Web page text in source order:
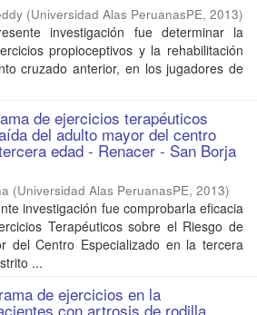
(Universidad Alas PeruanasPE, 2013)
investigación fue determinar la
propioceptivos y la rehabilitación
cruzado anterior, en los jugadores de
de ejercicios terapéuticos
del adulto mayor del centro
edad - Renacer - San Borja
(Universidad Alas PeruanasPE, 2013)
investigación fue comprobarla eficacia
Terapéuticos sobre el Riesgo de
del Centro Especializado en la tercera
...
de ejercicios en la
con artrosis de rodilla